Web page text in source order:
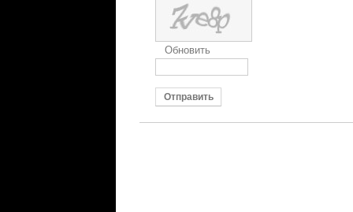
Обновить
Отправить